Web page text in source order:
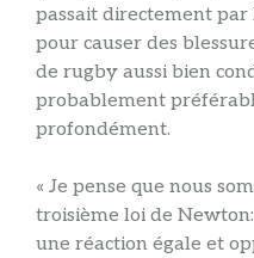
passait directement par
pour causer des
de rugby aussi bien
probablement
profondément.
« Je pense que nous
troisième loi de
une réaction égale et